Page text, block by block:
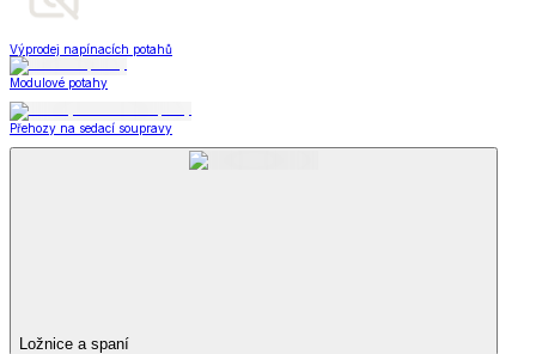
Výprodej napínacích potahů
Modulové potahy
Přehozy na sedací soupravy
Ložnice a spaní